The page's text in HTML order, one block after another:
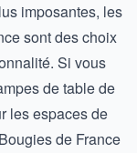
imposantes, les
sont des choix
Si vous
de table de
les espaces de
de France